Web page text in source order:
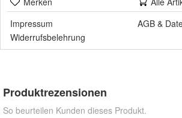
Impressum
AGB &
Widerrufsbelehrung
Produktrezensionen
So beurteilen Kunden dieses Produkt.